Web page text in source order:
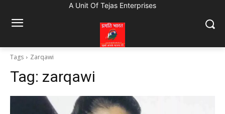
A Unit Of Tejas Enterprises
Tags Zarqawi
Tag: zarqawi